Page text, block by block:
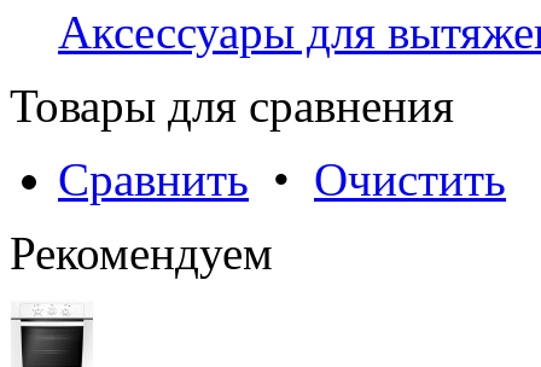
Аксессуары для
Товары для сравнения
Сравнить • Очистить
Рекомендуем